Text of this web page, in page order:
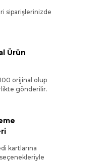
siparişlerinizde
Ürün
orijinal olup
gönderilir.
kartlarına